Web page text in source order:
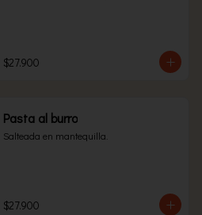
$27.900
Pasta al burro
Salteada en mantequilla.
$27.900